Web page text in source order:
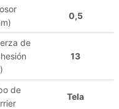
0,5
de
13
de
Tela